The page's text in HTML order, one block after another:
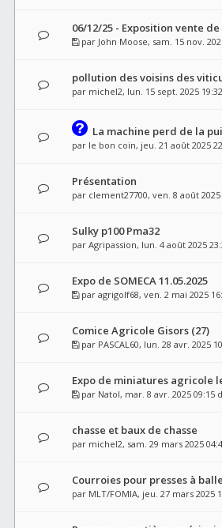
06/12/25 - Exposition vente
par John Moose, sam. 15 nov.
pollution des voisins des
par michel2, lun. 15 sept. 2025
La machine perd de la
par le bon coin, jeu. 21 août 2025
Présentation
par clement27700, ven. 8 août
Sulky p100 Pma32
par Agripassion, lun. 4 août 2025
Expo de SOMECA 11.05.2025
par agrigolf68, ven. 2 mai 2025
Comice Agricole Gisors (27)
par PASCAL60, lun. 28 avr. 2025
Expo de miniatures agricole
par Natol, mar. 8 avr. 2025 09:15
chasse et baux de chasse
par michel2, sam. 29 mars 2025
Courroies pour presses à
par MLT/FOMIA, jeu. 27 mars 2025